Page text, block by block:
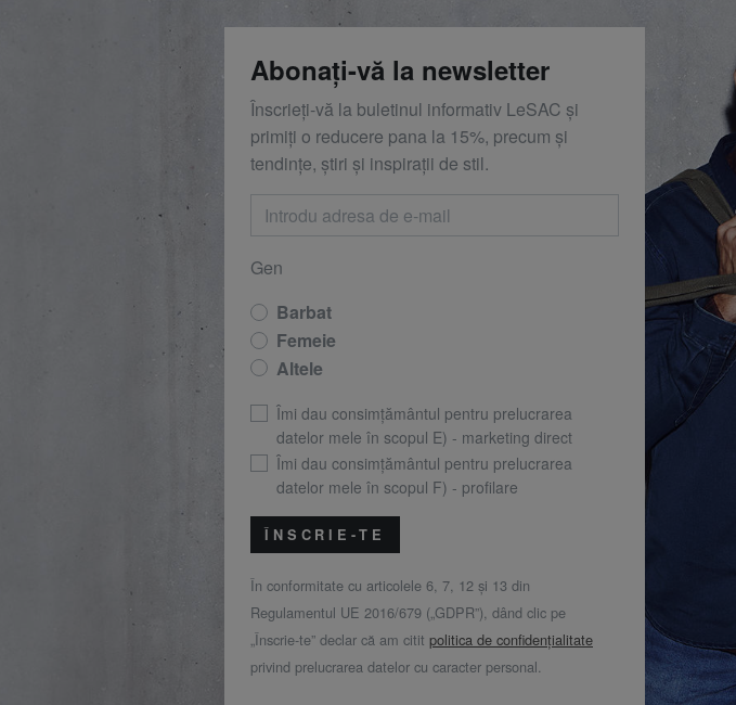
Abonați-vă la newsletter
Înscrieți-vă la buletinul informativ LeSAC și
primiți o reducere pana la 15%, precum și
tendințe, știri și inspirații de stil.
Gen
Barbat
Femeie
Altele
Îmi dau consimțământul pentru prelucrarea
datelor mele în scopul E) - marketing direct
Îmi dau consimțământul pentru prelucrarea
datelor mele în scopul F) - profilare
ÎNSCRIE-TE
În conformitate cu articolele 6, 7, 12 și 13 din
Regulamentul UE 2016/679 („GDPR”), dând clic pe
„Înscrie-te” declar că am citit politica de confidențialitate
privind prelucrarea datelor cu caracter personal.